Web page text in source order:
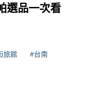
選品一次看
旅館 #台南